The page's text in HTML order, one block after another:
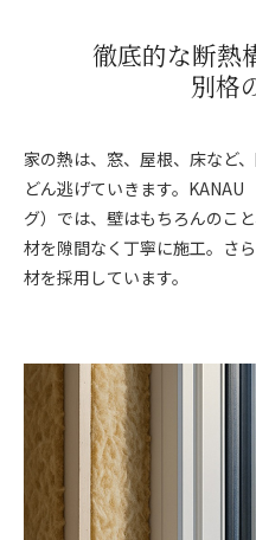
徹底的な断熱
別格
家の熱は、窓、屋根、床など
どん逃げていきます。
グ）では、壁はもちろんのこ
材を隙間なく丁寧に施工。さ
材を採用しています。